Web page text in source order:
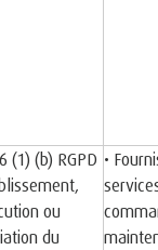
(1) (b) RGPD
ou
du
•